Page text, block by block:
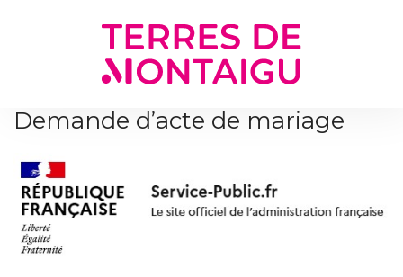
Demande d’acte de mariage